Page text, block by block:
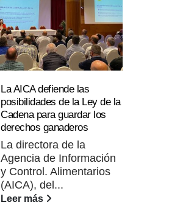
La AICA defiende las
posibilidades de la Ley de la
Cadena para guardar los
derechos ganaderos
La directora de la
Agencia de Información
y Control. Alimentarios
(AICA), del...
Leer más